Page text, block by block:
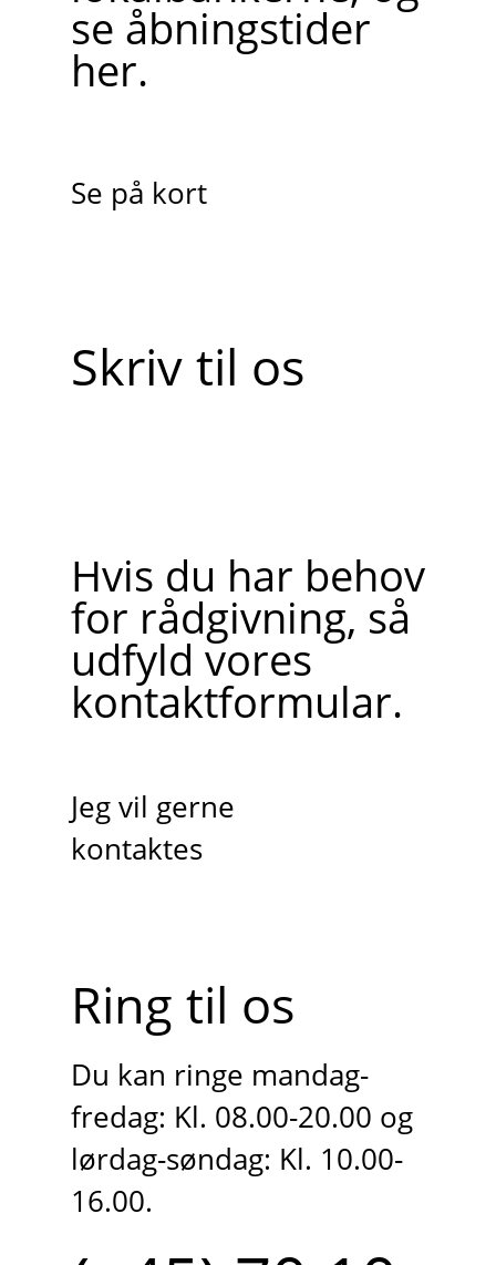
se åbningstider
her.
Se på kort
Skriv til os
Hvis du har behov
for rådgivning, så
udfyld vores
kontaktformular.
Jeg vil gerne
kontaktes
Ring til os
Du kan ringe mandag-
fredag: Kl. 08.00-20.00 og
lørdag-søndag: Kl. 10.00-
16.00.